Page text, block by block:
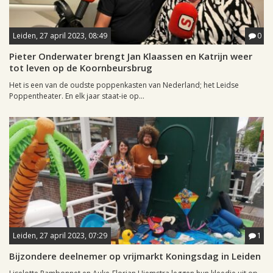
Leiden, 27 april 2023, 08:49 0
Pieter Onderwater brengt Jan Klaassen en Katrijn weer
tot leven op de Koornbeursbrug
Het is een van de oudste poppenkasten van Nederland; het Leidse
Poppentheater. En elk jaar staat-ie op...
Leiden, 27 april 2023, 07:29 1
Bijzondere deelnemer op vrijmarkt Koningsdag in Leiden